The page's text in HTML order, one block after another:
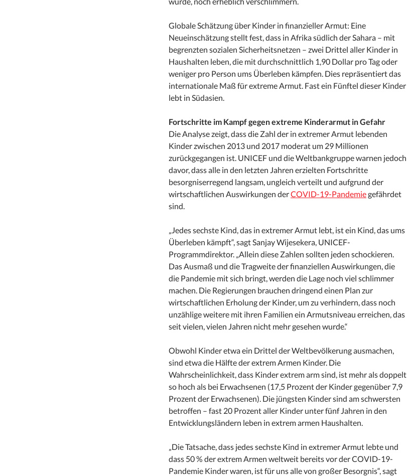
Globale Schätzung über Kinder in finanzieller Armut: Eine
Neueinschätzung stellt fest, dass in Afrika südlich der Sahara – mit
begrenzten sozialen Sicherheitsnetzen – zwei Drittel aller Kinder in
Haushalten leben, die mit durchschnittlich 1,90 Dollar pro Tag oder
weniger pro Person ums Überleben kämpfen. Dies repräsentiert das
internationale Maß für extreme Armut. Fast ein Fünftel dieser Kinder
lebt in Südasien.
Fortschritte im Kampf gegen extreme Kinderarmut in Gefahr
Die Analyse zeigt, dass die Zahl der in extremer Armut lebenden
Kinder zwischen 2013 und 2017 moderat um 29 Millionen
zurückgegangen ist. UNICEF und die Weltbankgruppe warnen jedoch
davor, dass alle in den letzten Jahren erzielten Fortschritte
besorgniserregend langsam, ungleich verteilt und aufgrund der
wirtschaftlichen Auswirkungen derCOVID-19-Pandemiegefährdet
sind.
„Jedes sechste Kind, das in extremer Armut lebt, ist ein Kind, das ums
Überleben kämpft“, sagt Sanjay Wijesekera, UNICEF-
Programmdirektor. „Allein diese Zahlen sollten jeden schockieren.
Das Ausmaß und die Tragweite der finanziellen Auswirkungen, die
die Pandemie mit sich bringt, werden die Lage noch viel schlimmer
machen. Die Regierungen brauchen dringend einen Plan zur
wirtschaftlichen Erholung der Kinder, um zu verhindern, dass noch
unzählige weitere mit ihren Familien ein Armutsniveau erreichen, das
seit vielen, vielen Jahren nicht mehr gesehen wurde.“
Obwohl Kinder etwa ein Drittel der Weltbevölkerung ausmachen,
sind etwa die Hälfte der extrem Armen Kinder. Die
Wahrscheinlichkeit, dass Kinder extrem arm sind, ist mehr als doppelt
so hoch als bei Erwachsenen (17,5 Prozent der Kinder gegenüber 7,9
Prozent der Erwachsenen). Die jüngsten Kinder sind am schwersten
betroffen – fast 20 Prozent aller Kinder unter fünf Jahren in den
Entwicklungsländern leben in extrem armen Haushalten.
„Die Tatsache, dass jedes sechste Kind in extremer Armut lebte und
dass 50 % der extrem Armen weltweit bereits vor der COVID-19-
Pandemie Kinder waren, ist für uns alle von großer Besorgnis“, sagt